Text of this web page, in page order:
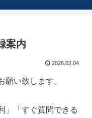
案内
2026.02.04
願い致します。
」「すぐ質問できる